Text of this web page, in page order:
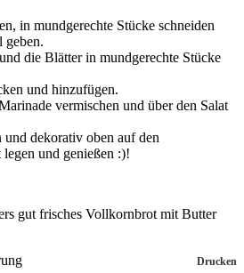
in mundgerechte Stücke schneiden
geben.
die Blätter in mundgerechte Stücke
und hinzufügen.
vermischen und über den Salat
dekorativ oben auf den
und genießen :)!
gut frisches Vollkornbrot mit Butter
Drucken